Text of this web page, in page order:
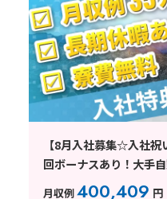
【8月入社募集☆入社
回ボーナスあり！大手
接可/大型連休有/年間休
月収例400,409 円